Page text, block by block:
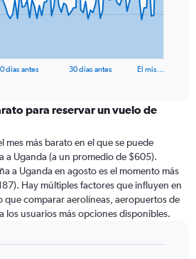
días antes 30 días antes El mis…
para reservar un vuelo de
mes más barato en el que se puede
a Uganda (a un promedio de $605).
a Uganda en agosto es el momento más
Hay múltiples factores que influyen en
que comparar aerolíneas, aeropuertos de
los usuarios más opciones disponibles.